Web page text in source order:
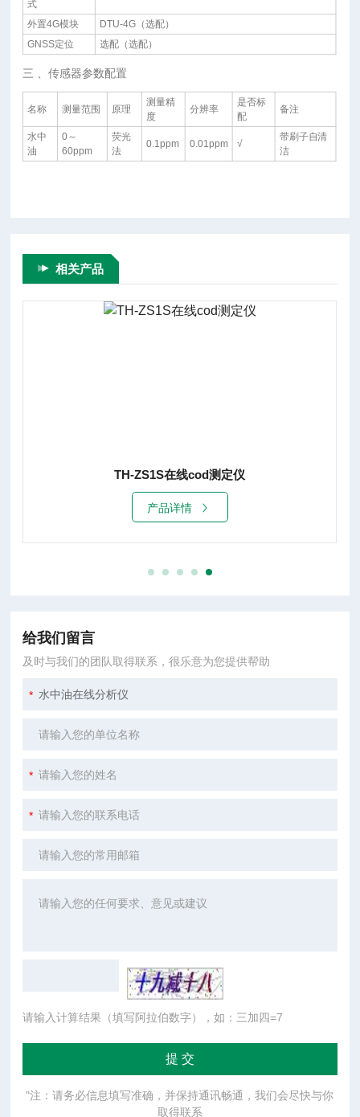
式
外置4G模块
DTU-4G（选配）
GNSS定位
选配（选配）
三 、传感器参数配置
名称 测量范围 原理
测量精
度
分辨率
是否标
配
备注
水中
油
0～
60ppm
荧光
法
0.1ppm 0.01ppm √
带刷子自清
洁
相关产品
TH-ZS1S在线cod测定仪
产品详情
给我们留言
及时与我们的团队取得联系，很乐意为您提供帮助
请输入计算结果（填写阿拉伯数字），如：三加四=7
"注：请务必信息填写准确，并保持通讯畅通，我们会尽快与你
取得联系